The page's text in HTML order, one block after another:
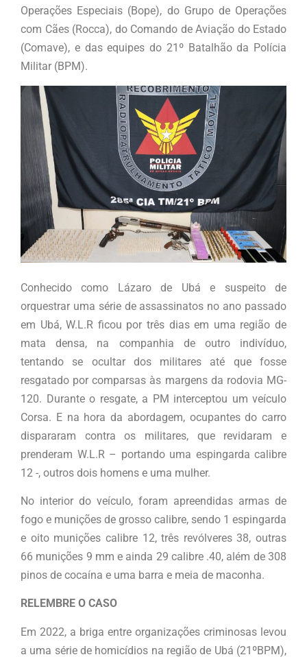
Operações Especiais (Bope), do Grupo de Operações
com Cães (Rocca), do Comando de Aviação do Estado
(Comave), e das equipes do 21º Batalhão da Polícia
Militar (BPM).
Conhecido como Lázaro de Ubá e suspeito de
orquestrar uma série de assassinatos no ano passado
em Ubá, W.L.R ficou por três dias em uma região de
mata densa, na companhia de outro indivíduo,
tentando se ocultar dos militares até que fosse
resgatado por comparsas às margens da rodovia MG-
120. Durante o resgate, a PM interceptou um veículo
Corsa. E na hora da abordagem, ocupantes do carro
dispararam contra os militares, que revidaram e
prenderam W.L.R – portando uma espingarda calibre
12 -, outros dois homens e uma mulher.
No interior do veículo, foram apreendidas armas de
fogo e munições de grosso calibre, sendo 1 espingarda
e oito munições calibre 12, três revólveres 38, outras
66 munições 9 mm e ainda 29 calibre .40, além de 308
pinos de cocaína e uma barra e meia de maconha.
RELEMBRE O CASO
Em 2022, a briga entre organizações criminosas levou
a uma série de homicídios na região de Ubá (21ºBPM),